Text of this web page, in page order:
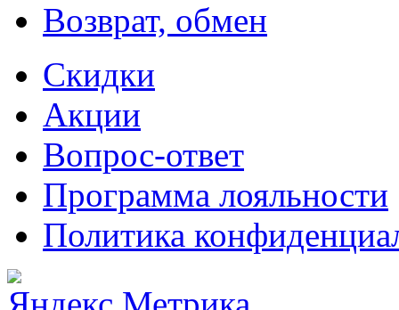
Возврат, обмен
Скидки
Акции
Вопрос-ответ
Программа лояльности
Политика